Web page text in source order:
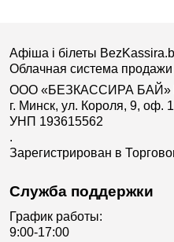
Афіша і білеты
Облачная система
ООО «БЕЗКАССИРА БАЙ»
г. Минск, ул. Короля, 9, оф. 1
УНП 193615562
.
Зарегистрирован в
Служба поддержки
График работы:
9:00-17:00